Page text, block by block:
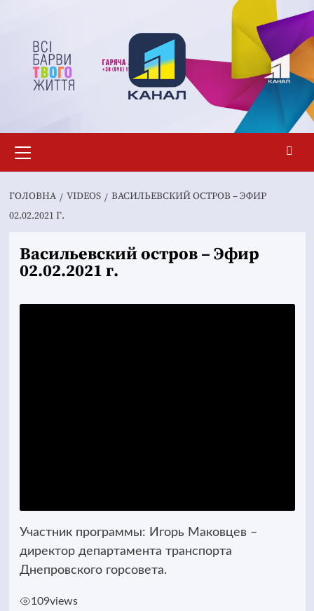
вмісту
меню
ГОЛОВНА VIDEOS
ВАСИЛЬЕВСКИЙ ОСТРОВ – ЭФИР
02.02.2021 Г.
Васильевский остров – Эфир
02.02.2021 г.
Участник программы: Игорь Маковцев –
директор департамента транспорта
Днепровского горсовета.
109views